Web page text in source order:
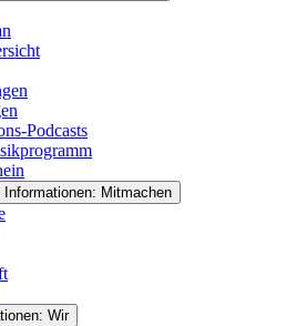
Podcasts
Informationen: Mitmachen
Wir